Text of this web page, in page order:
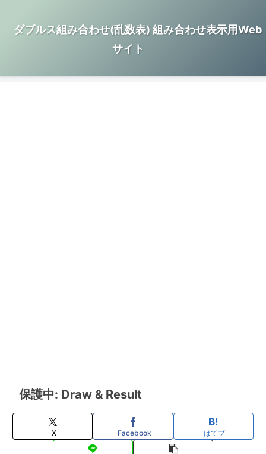
ダブルス組み合わせ(乱数表) 組み合わせ表示用Web
サイト
保護中: Draw & Result
X Facebook はてブ